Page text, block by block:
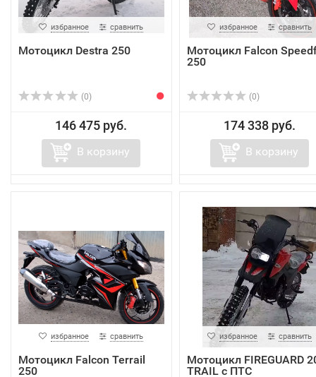
избранное сравнить
Мотоцикл Destra 250
(0)
146 475 руб.
В корзину
избранное сравнить
Мотоцикл Falcon
250
(0)
174 338 руб.
В корзину
избранное сравнить
Мотоцикл Falcon Terrail
250
избранное сравнить
Мотоцикл FIREGUARD
TRAIL с ПТС